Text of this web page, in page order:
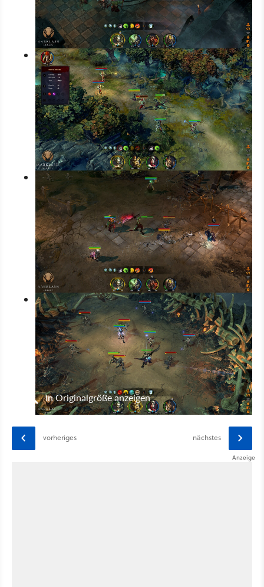
In Originalgröße anzeigen
vorheriges nächstes